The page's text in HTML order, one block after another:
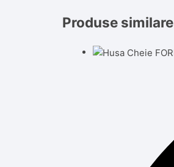
Produse similare